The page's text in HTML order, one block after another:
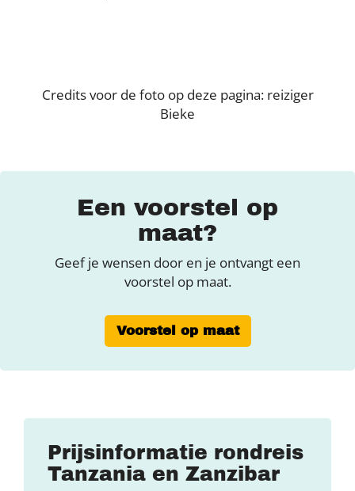
Credits voor de foto op deze pagina: reiziger
Bieke
Een voorstel op
maat?
Geef je wensen door en je ontvangt een
voorstel op maat.
Voorstel op maat
Prijsinformatie rondreis
Tanzania en Zanzibar